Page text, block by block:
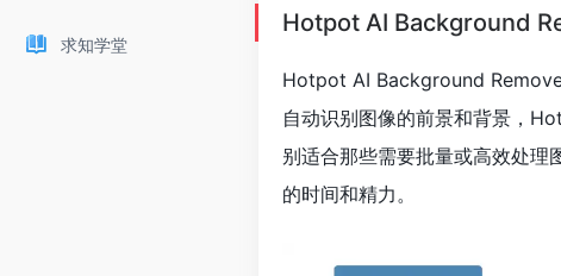
求知学堂
Hotpot AI Background
Hotpot AI Background
自动识别图像的前景和背景，
别适合那些需要批量或高效处理
的时间和精力。